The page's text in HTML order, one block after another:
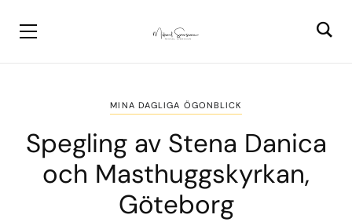
MINA DAGLIGA ÖGONBLICK
Spegling av Stena Danica
och Masthuggskyrkan,
Göteborg